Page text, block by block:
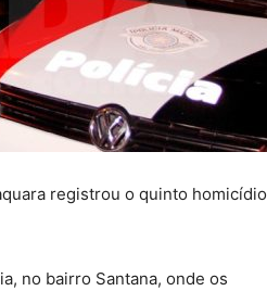
registrou o quinto homicídio
no bairro Santana, onde os